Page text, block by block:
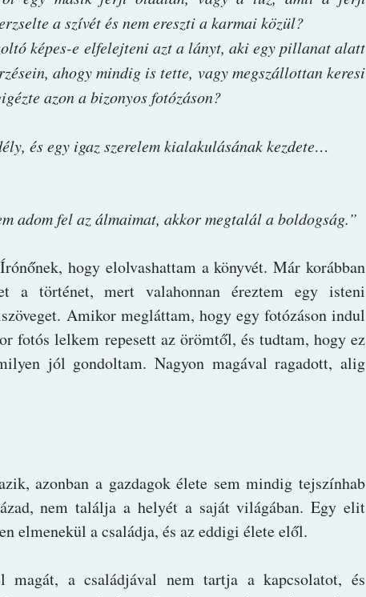
a szívét és nem ereszti a karmai közül?
képes-e elfelejteni azt a lányt, aki egy pillanat alatt
ahogy mindig is tette, vagy megszállottan keresi
azon a bizonyos fotózáson?
és egy igaz szerelem kialakulásának kezdete…
adom fel az álmaimat, akkor megtalál a boldogság.”
hogy elolvashattam a könyvét. Már korábban
a történet, mert valahonnan éreztem egy isteni
Amikor megláttam, hogy egy fotózáson indul
fotós lelkem repesett az örömtől, és tudtam, hogy ez
jól gondoltam. Nagyon magával ragadott, alig
azonban a gazdagok élete sem mindig tejszínhab
nem találja a helyét a saját világában. Egy elit
elmenekül a családja, és az eddigi élete elől.
a családjával nem tartja a kapcsolatot, és